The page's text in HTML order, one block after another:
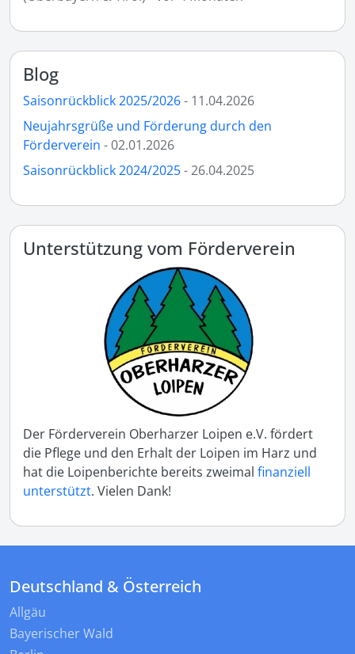
Blog
Saisonrückblick 2025/2026- 11.04.2026
Neujahrsgrüße und Förderung durch den
Förderverein - 02.01.2026
Saisonrückblick 2024/2025- 26.04.2025
Unterstützung vom Förderverein
Der Förderverein Oberharzer Loipen e.V. fördert
die Pflege und den Erhalt der Loipen im Harz und
hat die Loipenberichte bereits zweimal finanziell
unterstützt. Vielen Dank!
Deutschland & Österreich
Allgäu
Bayerischer Wald